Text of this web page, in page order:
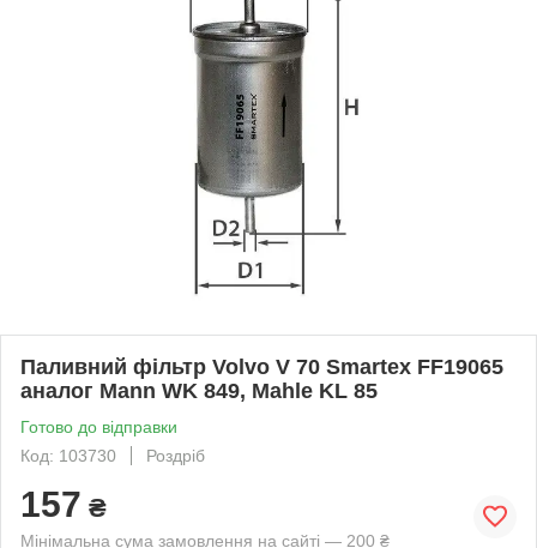
Паливний фільтр Volvo V 70 Smartex FF19065
аналог Mann WK 849, Mahle KL 85
Готово до відправки
Код: 103730
Роздріб
157 ₴
Мінімальна сума замовлення на сайті — 200 ₴